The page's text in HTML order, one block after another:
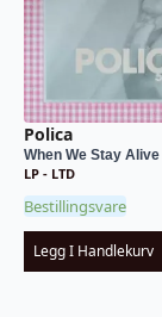
Polica
When We Stay Alive
LP - LTD
Bestillingsvare
Legg I Handlekurv